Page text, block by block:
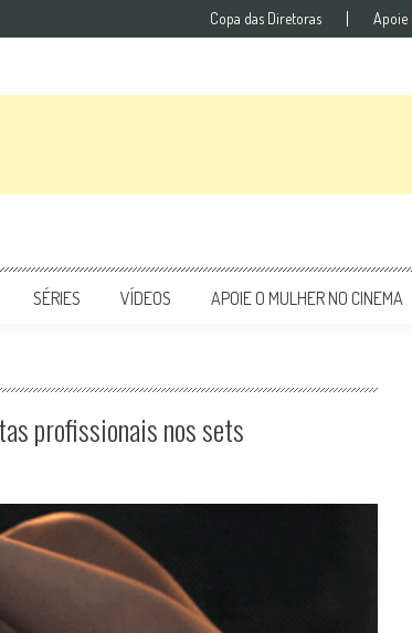
Copa das Diretoras Apoie
SÉRIES VÍDEOS APOIE O MULHER NO CINEMA
profissionais nos sets